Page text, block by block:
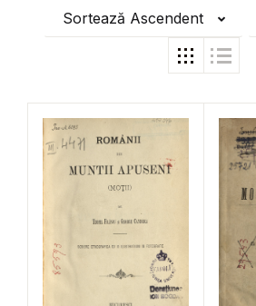
Sortează Ascendent